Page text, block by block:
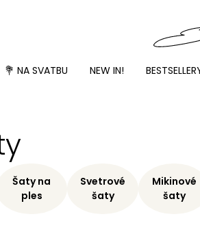
💐 NA SVATBU NEW IN!
Šaty na
ples
Svetrové
šaty
Mikinové
šaty